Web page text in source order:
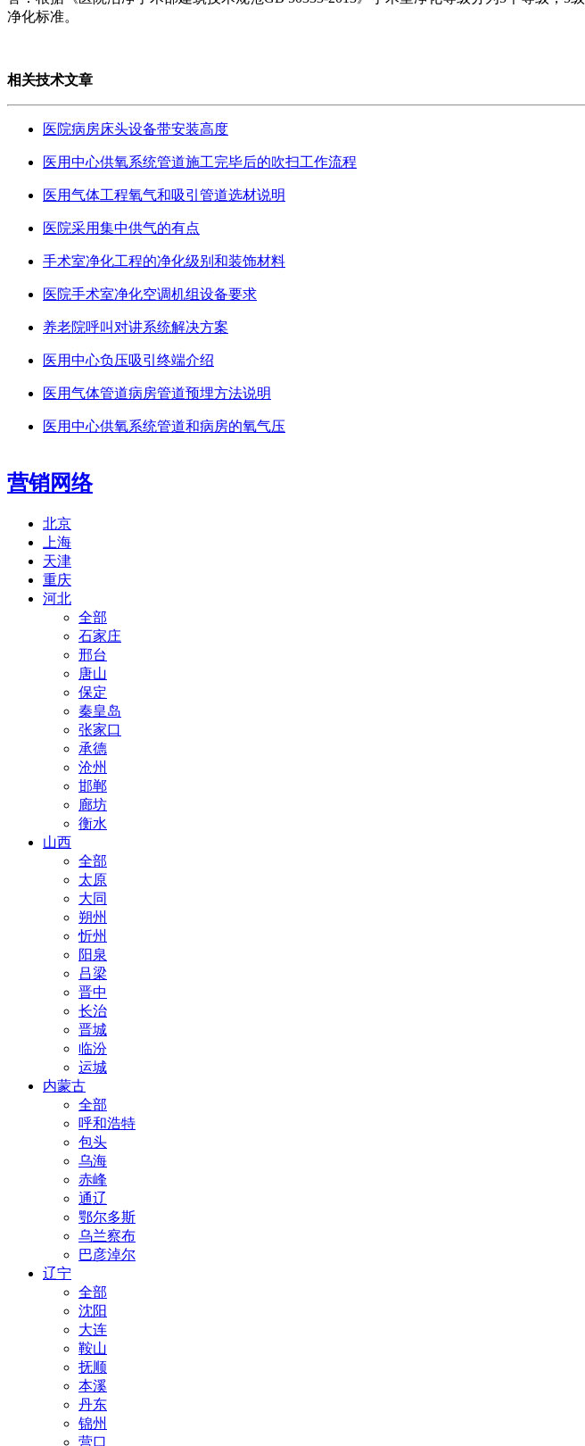
净化标准。
相关技术文章
医院病房床头设备带安装高度
医用中心供氧系统管道施工完毕后的吹扫工作流程
医用气体工程氧气和吸引管道选材说明
医院采用集中供气的有点
手术室净化工程的净化级别和装饰材料
医院手术室净化空调机组设备要求
养老院呼叫对讲系统解决方案
医用中心负压吸引终端介绍
医用气体管道病房管道预埋方法说明
医用中心供氧系统管道和病房的氧气压
营销网络
北京
上海
天津
重庆
河北
全部
石家庄
邢台
唐山
保定
秦皇岛
张家口
承德
沧州
邯郸
廊坊
衡水
山西
全部
太原
大同
朔州
忻州
阳泉
吕梁
晋中
长治
晋城
临汾
运城
内蒙古
全部
呼和浩特
包头
乌海
赤峰
通辽
鄂尔多斯
乌兰察布
巴彦淖尔
辽宁
全部
沈阳
大连
鞍山
抚顺
本溪
丹东
锦州
营口